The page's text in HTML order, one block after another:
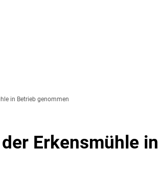
in Betrieb genommen
Erkensmühle in